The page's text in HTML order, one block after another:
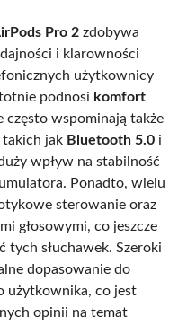
Pro 2 zdobywa
i klarowności
użytkownicy
podnosi komfort
często wspominają także
jak Bluetooth 5.0 i
wpływ na stabilność
Ponadto, wielu
sterowanie oraz
głosowymi, co jeszcze
tych słuchawek. Szeroki
dopasowanie do
użytkownika, co jest
opinii na temat